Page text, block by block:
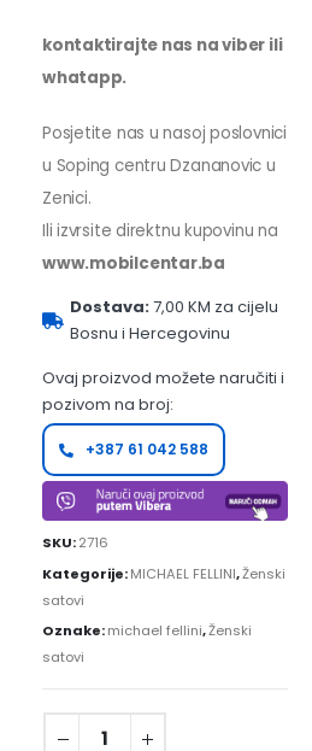
kontaktirajte nas na viber ili
whatapp.
Posjetite nas u nasoj poslovnici
u Soping centru Dzananovic u
Zenici.
Ili izvrsite direktnu kupovinu na
www.mobilcentar.ba
Dostava:7,00 KM za cijelu
Bosnu i Hercegovinu
Ovaj proizvod možete naručiti i
pozivom na broj:
+387 61 042 588
SKU:2716
Kategorije:MICHAEL FELLINI,Ženski
satovi
Oznake:michael fellini,Ženski
satovi